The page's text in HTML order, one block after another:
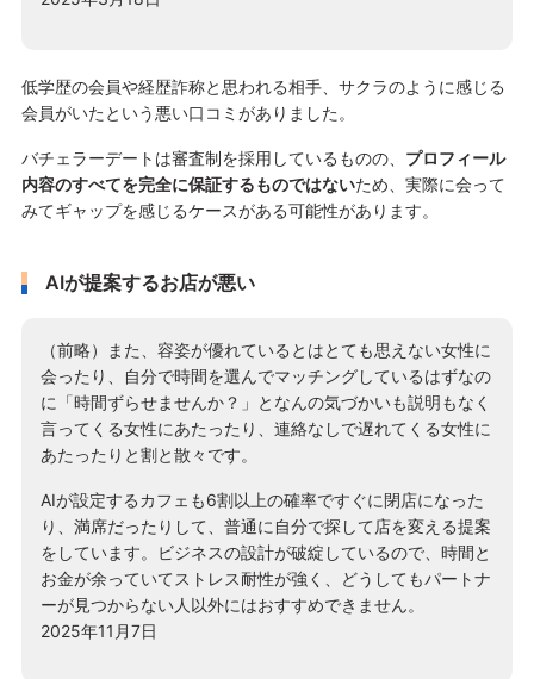
低学歴の会員や経歴詐称と思われる相手、サクラのように感じる
会員がいたという悪い口コミがありました。
バチェラーデートは審査制を採用しているものの、 プロフィール
内容のすべてを完全に保証するものではないため、実際に会って
みてギャップを感じるケースがある可能性があります。
AIが提案するお店が悪い
（前略）また、容姿が優れているとはとても思えない女性に
会ったり、自分で時間を選んでマッチングしているはずなの
に「時間ずらせませんか？」となんの気づかいも説明もなく
言ってくる女性にあたったり、連絡なしで遅れてくる女性に
あたったりと割と散々です。
AIが設定するカフェも6割以上の確率ですぐに閉店になった
り、満席だったりして、普通に自分で探して店を変える提案
をしています。ビジネスの設計が破綻しているので、時間と
お金が余っていてストレス耐性が強く、どうしてもパートナ
ーが見つからない人以外にはおすすめできません。
2025年11月7日